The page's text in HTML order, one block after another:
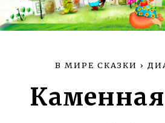
В МИРЕ СКАЗКИ ›